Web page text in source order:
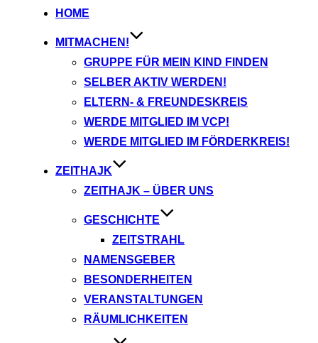
HOME
MITMACHEN!
GRUPPE FÜR MEIN KIND FINDEN
SELBER AKTIV WERDEN!
ELTERN- & FREUNDESKREIS
WERDE MITGLIED IM VCP!
WERDE MITGLIED IM FÖRDERKREIS!
ZEITHAJK
ZEITHAJK – ÜBER UNS
GESCHICHTE
ZEITSTRAHL
NAMENSGEBER
BESONDERHEITEN
VERANSTALTUNGEN
RÄUMLICHKEITEN